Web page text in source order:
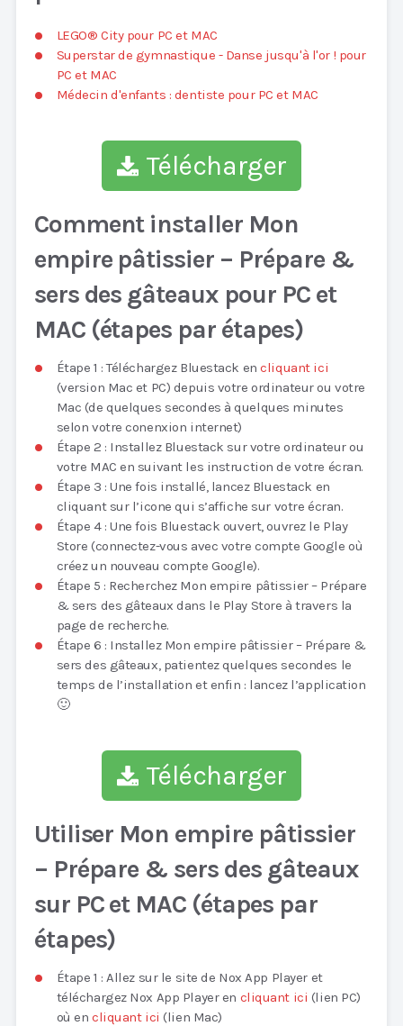
LEGO® City pour PC et MAC
Superstar de gymnastique - Danse jusqu'à l'or ! pour
PC et MAC
Médecin d'enfants : dentiste pour PC et MAC
Télécharger
Comment installer Mon
empire pâtissier – Prépare &
sers des gâteaux pour PC et
MAC (étapes par étapes)
Étape 1 : Téléchargez Bluestack encliquant ici
(version Mac et PC) depuis votre ordinateur ou votre
Mac (de quelques secondes à quelques minutes
selon votre conenxion internet)
Étape 2 : Installez Bluestack sur votre ordinateur ou
votre MAC en suivant les instruction de votre écran.
Étape 3 : Une fois installé, lancez Bluestack en
cliquant sur l’icone qui s’affiche sur votre écran.
Étape 4 : Une fois Bluestack ouvert, ouvrez le Play
Store (connectez-vous avec votre compte Google où
créez un nouveau compte Google).
Étape 5 : Recherchez Mon empire pâtissier – Prépare
& sers des gâteaux dans le Play Store à travers la
page de recherche.
Étape 6 : Installez Mon empire pâtissier – Prépare &
sers des gâteaux, patientez quelques secondes le
temps de l’installation et enfin : lancez l’application
🙂
Télécharger
Utiliser Mon empire pâtissier
– Prépare & sers des gâteaux
sur PC et MAC (étapes par
étapes)
Étape 1 : Allez sur le site de Nox App Player et
téléchargez Nox App Player en cliquant ici (lien PC)
où en cliquant ici (lien Mac)